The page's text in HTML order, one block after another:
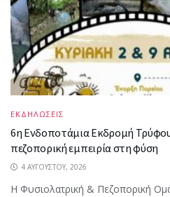
ΕΚΔΗΛΩΣΕΙΣ
6η Ενδοποτάμια Εκδρομή
πεζοπορική εμπειρία στη φύση
4 ΑΥΓΟΎΣΤΟΥ, 2026
Η Φυσιολατρική & Πεζοπορική